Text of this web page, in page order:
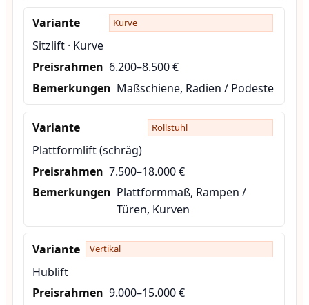
Kurve
Sitzlift · Kurve
6.200–8.500 €
Maßschiene, Radien / Podeste
Rollstuhl
Plattformlift (schräg)
7.500–18.000 €
Plattformmaß, Rampen /
Türen, Kurven
Vertikal
Hublift
9.000–15.000 €